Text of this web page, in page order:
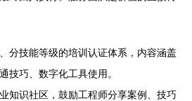
分技能等级的培训认证体系，内容涵盖
技巧、数字化工具使用。
知识社区，鼓励工程师分享案例、技巧